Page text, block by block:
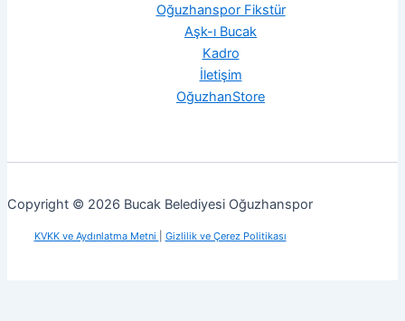
Oğuzhanspor Fikstür
Aşk-ı Bucak
Kadro
İletişim
OğuzhanStore
Copyright © 2026 Bucak Belediyesi Oğuzhanspor
KVKK ve Aydınlatma Metni Gizlilik ve Çerez Politikası